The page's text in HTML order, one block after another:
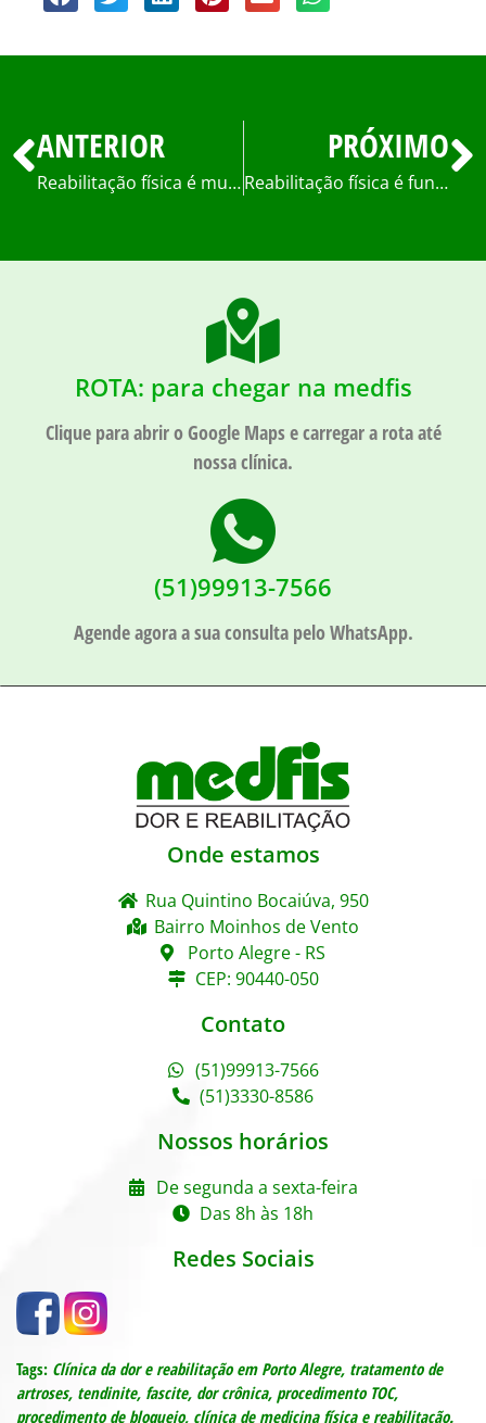
ANTERIOR
Reabilitação física é muito importante na recuperação de pacientes após covid-19
PRÓXIMO
Reabilitação física é fundamental para tratar dor neuropática
ROTA: para chegar na medfis
Clique para abrir o Google Maps e carregar a rota até
nossa clínica.
(51)99913-7566
Agende agora a sua consulta pelo WhatsApp.
Onde estamos
Rua Quintino Bocaiúva, 950
Bairro Moinhos de Vento
Porto Alegre - RS
CEP: 90440-050
Contato
(51)99913-7566
(51)3330-8586
Nossos horários
De segunda a sexta-feira
Das 8h às 18h
Redes Sociais
Tags: Clínica da dor e reabilitação em Porto Alegre, tratamento de
artroses, tendinite, fascite, dor crônica, procedimento TOC,
procedimento de bloqueio, clínica de medicina física e reabilitação.